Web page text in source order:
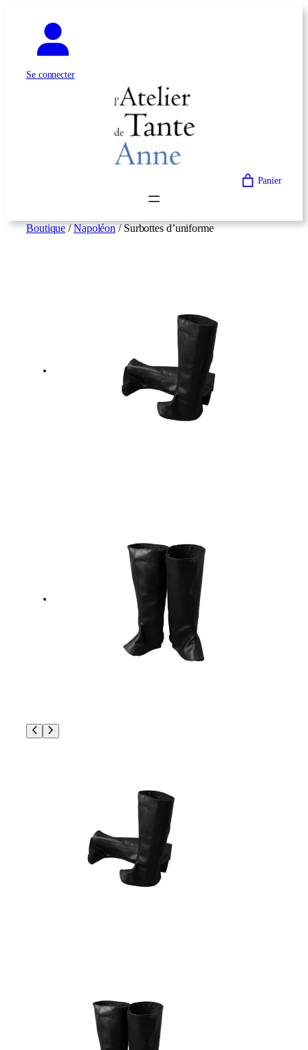
Se connecter
Panier
Boutique/Napoléon/ Surbottes d’uniforme